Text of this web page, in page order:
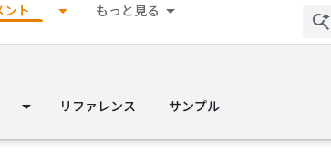
ント もっと見る
リファレンス サンプル